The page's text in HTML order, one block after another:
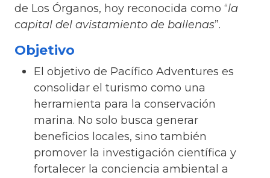
de Los Órganos, hoy reconocida como “la
capital del avistamiento de ballenas”.
Objetivo
El objetivo de Pacífico Adventures es
consolidar el turismo como una
herramienta para la conservación
marina. No solo busca generar
beneficios locales, sino también
promover la investigación científica y
fortalecer la conciencia ambiental a